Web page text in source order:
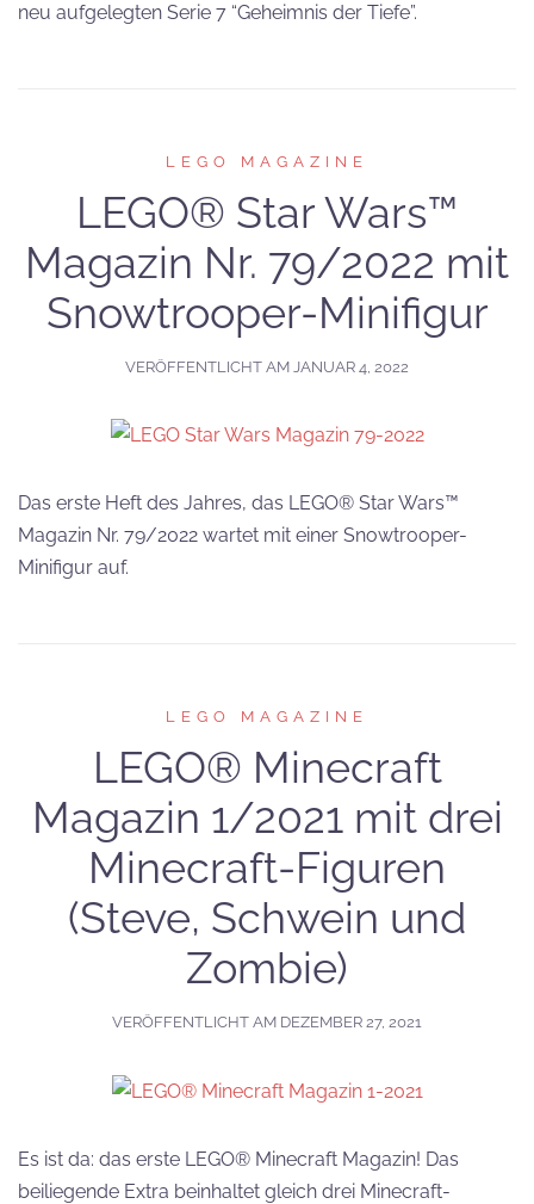
neu aufgelegten Serie 7 “Geheimnis der Tiefe”.
LEGO MAGAZINE
LEGO® Star Wars™
Magazin Nr. 79/2022 mit
Snowtrooper-Minifigur
VERÖFFENTLICHT AM JANUAR 4, 2022
Das erste Heft des Jahres, das LEGO® Star Wars™
Magazin Nr. 79/2022 wartet mit einer Snowtrooper-
Minifigur auf.
LEGO MAGAZINE
LEGO® Minecraft
Magazin 1/2021 mit drei
Minecraft-Figuren
(Steve, Schwein und
Zombie)
VERÖFFENTLICHT AM DEZEMBER 27, 2021
Es ist da: das erste LEGO® Minecraft Magazin! Das
beiliegende Extra beinhaltet gleich drei Minecraft-